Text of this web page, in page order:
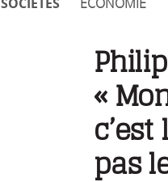
«
pas